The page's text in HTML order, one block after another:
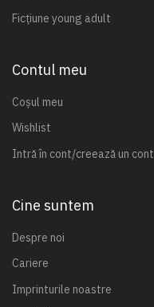
Ficțiune young adult
Contul meu
Coșul meu
Wishlist
Intră în cont/creează un cont
Cine suntem
Despre noi
Cariere
Imprinturile noastre